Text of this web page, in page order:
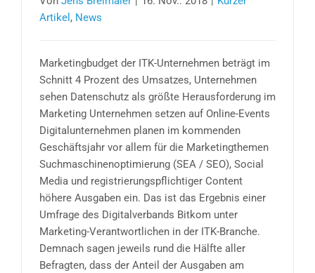
Artikel , News
Marketingbudget der ITK-Unternehmen beträgt im
Schnitt 4 Prozent des Umsatzes, Unternehmen
sehen Datenschutz als größte Herausforderung im
Marketing Unternehmen setzen auf Online-Events
Digitalunternehmen planen im kommenden
Geschäftsjahr vor allem für die Marketingthemen
Suchmaschinenoptimierung (SEA / SEO), Social
Media und registrierungspflichtiger Content
höhere Ausgaben ein. Das ist das Ergebnis einer
Umfrage des Digitalverbands Bitkom unter
Marketing-Verantwortlichen in der ITK-Branche.
Demnach sagen jeweils rund die Hälfte aller
Befragten, dass der Anteil der Ausgaben am